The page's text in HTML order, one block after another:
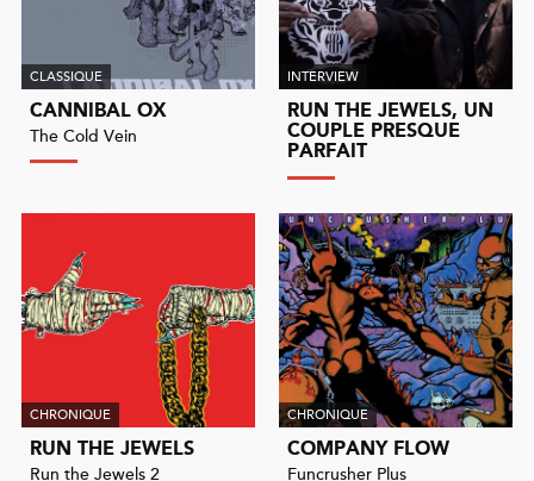
CLASSIQUE
CANNIBAL OX
The Cold Vein
INTERVIEW
RUN THE JEWELS, UN
COUPLE PRESQUE
PARFAIT
CHRONIQUE
RUN THE JEWELS
Run the Jewels 2
CHRONIQUE
COMPANY FLOW
Funcrusher Plus